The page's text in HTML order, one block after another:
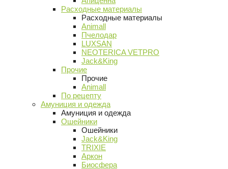
Расходные материалы
Расходные материалы
Animall
Пчелодар
LUXSAN
NEOTERICA VETPRO
Jack&King
Прочие
Прочие
Animall
По рецепту
Амуниция и одежда
Амуниция и одежда
Ошейники
Ошейники
Jack&King
TRIXIE
Аркон
Биосфера